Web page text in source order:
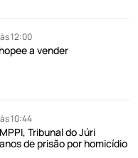
12:00
a vender
10:44
Tribunal do Júri
de prisão por homicídio